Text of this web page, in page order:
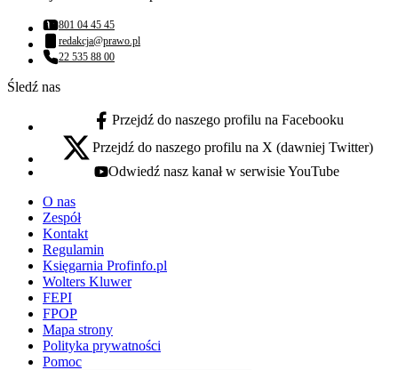
Numer telefonu:
801 04 45 45
Adres email:
redakcja@prawo.pl
Numer telefonu:
22 535 88 00
Śledź nas
facebook - otwiera się w nowej karcie
Przejdź do naszego profilu na Facebooku
x - otwiera się w nowej karcie
Przejdź do naszego profilu na X (dawniej Twitter)
youtube - otwiera się w nowej karcie
Odwiedź nasz kanał w serwisie YouTube
O nas
Zespół
Kontakt
Regulamin
Księgarnia Profinfo.pl
Wolters Kluwer
FEPI
FPOP
Mapa strony
Polityka prywatności
Pomoc